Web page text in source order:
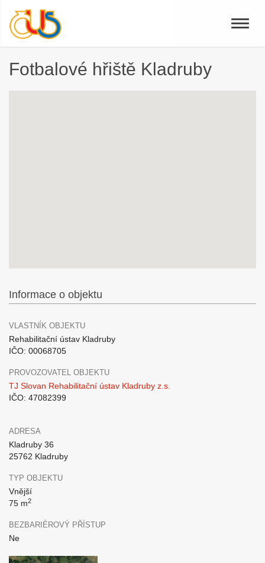
Toggle
Fotbalové hřiště Kladruby
Informace o objektu
VLASTNÍK OBJEKTU
Rehabilitační ústav Kladruby
IČO: 00068705
PROVOZOVATEL OBJEKTU
TJ Slovan Rehabilitační ústav Kladruby z.s.
IČO: 47082399
ADRESA
Kladruby 36
25762 Kladruby
TYP OBJEKTU
Vnější
75 m2
BEZBARIÉROVÝ PŘÍSTUP
Ne